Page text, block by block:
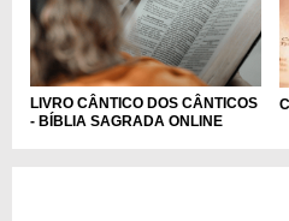
LIVRO CÂNTICO DOS CÂNTICOS
- BÍBLIA SAGRADA ONLINE